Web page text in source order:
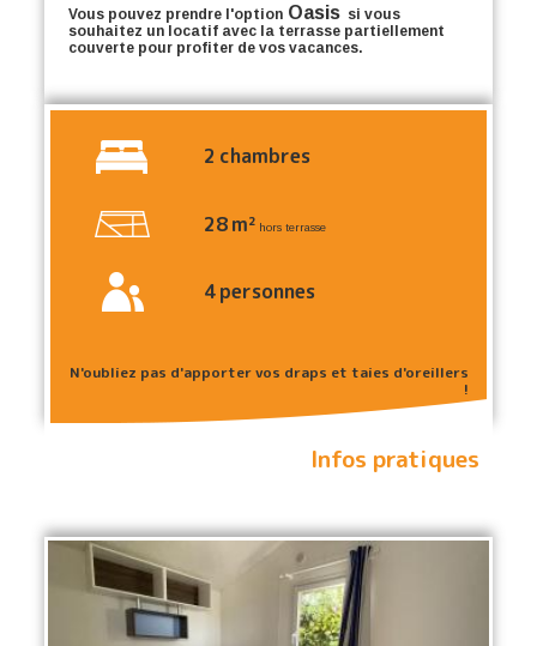
Vous pouvez prendre l'option Oasis si vous
souhaitez un locatif avec la terrasse partiellement
couverte pour profiter de vos vacances.
2 chambres
28m² hors terrasse
4personnes
N'oubliez pas d'apporter vos draps et taies d'oreillers
!
Infos pratiques